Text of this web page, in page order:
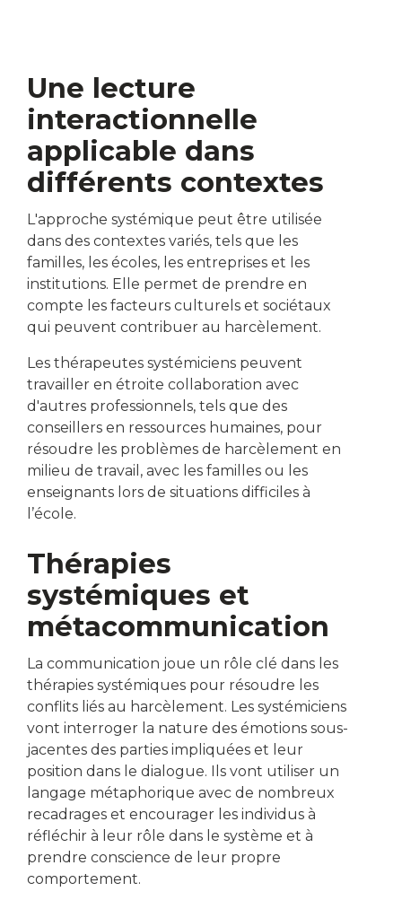
Une lecture
interactionnelle
applicable dans
différents contextes
L'approche systémique peut être utilisée
dans des contextes variés, tels que les
familles, les écoles, les entreprises et les
institutions. Elle permet de prendre en
compte les facteurs culturels et sociétaux
qui peuvent contribuer au harcèlement.
Les thérapeutes systémiciens peuvent
travailler en étroite collaboration avec
d'autres professionnels, tels que des
conseillers en ressources humaines, pour
résoudre les problèmes de harcèlement en
milieu de travail, avec les familles ou les
enseignants lors de situations difficiles à
l’école.
Thérapies
systémiques et
métacommunication
La communication joue un rôle clé dans les
thérapies systémiques pour résoudre les
conflits liés au harcèlement. Les systémiciens
vont interroger la nature des émotions sous-
jacentes des parties impliquées et leur
position dans le dialogue. Ils vont utiliser un
langage métaphorique avec de nombreux
recadrages et encourager les individus à
réfléchir à leur rôle dans le système et à
prendre conscience de leur propre
comportement.